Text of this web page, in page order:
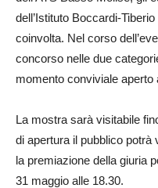
dell’Istituto
coinvolta. Nel corso
concorso nelle due
momento conviviale aperto
La mostra sarà visitabile
di apertura il pubblico potrà
la premiazione della giuria
31 maggio alle 18.30.